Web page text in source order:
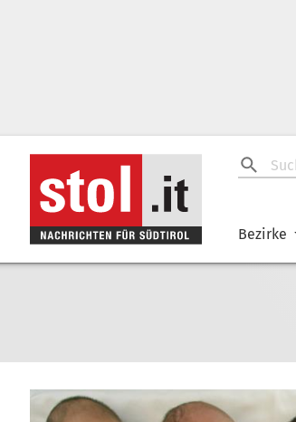
Bezirke